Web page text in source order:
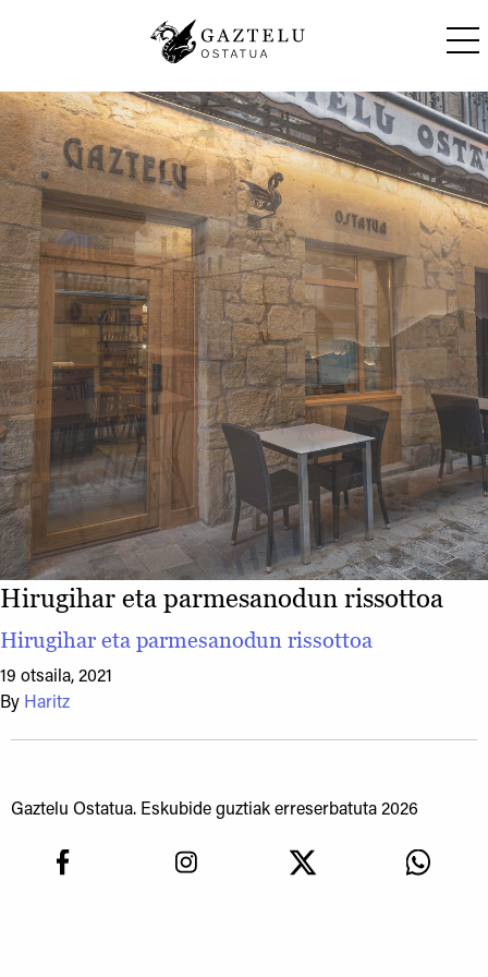
Hirugihar eta parmesanodun rissottoa
Hirugihar eta parmesanodun rissottoa
19 otsaila, 2021
By Haritz
Gaztelu Ostatua. Eskubide guztiak erreserbatuta 2026